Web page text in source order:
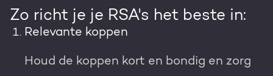
Zo richt je je RSA's het beste in:
Relevante koppen
Houd de koppen kort en bondig en zorg